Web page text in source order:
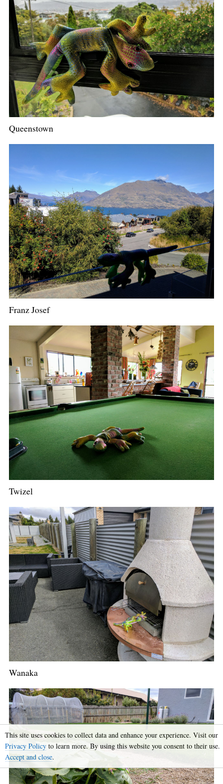
Queenstown
Franz Josef
Twizel
Wanaka
This site uses cookies to collect data and enhance your experience. Visit our
Privacy Policy to learn more. By using this website you consent to their use.
Accept and close.